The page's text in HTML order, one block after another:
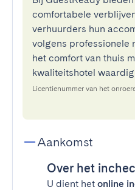
comfortabele
verhuurders hun
volgens professionele
het comfort van thuis
kwaliteitshotel
Licentienummer van het
Aankomst
Over het
U dient het online